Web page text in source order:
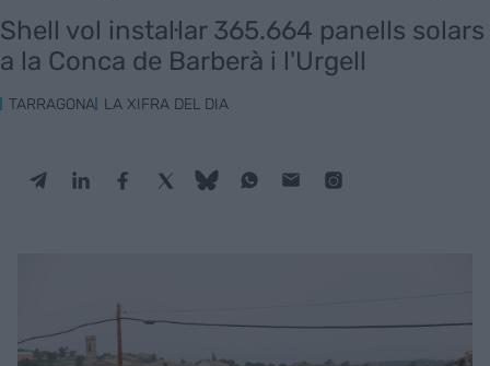
Shell vol instal·lar 365.664 panells solars
a la Conca de Barberà i l'Urgell
TARRAGONA LA XIFRA DEL DIA